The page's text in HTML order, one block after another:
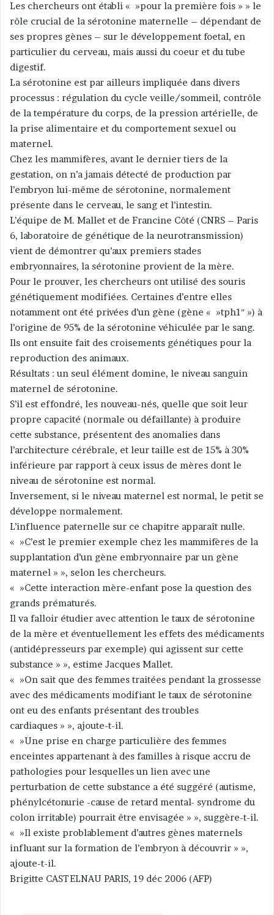
Les chercheurs ont établi « »pour la première fois » » le
rôle crucial de la sérotonine maternelle – dépendant de
ses propres gènes – sur le développement foetal, en
particulier du cerveau, mais aussi du coeur et du tube
digestif.
La sérotonine est par ailleurs impliquée dans divers
processus : régulation du cycle veille/sommeil, contrôle
de la température du corps, de la pression artérielle, de
la prise alimentaire et du comportement sexuel ou
maternel.
Chez les mammifères, avant le dernier tiers de la
gestation, on n’a jamais détecté de production par
l’embryon lui-même de sérotonine, normalement
présente dans le cerveau, le sang et l’intestin.
L’équipe de M. Mallet et de Francine Côté (CNRS – Paris
6, laboratoire de génétique de la neurotransmission)
vient de démontrer qu’aux premiers stades
embryonnaires, la sérotonine provient de la mère.
Pour le prouver, les chercheurs ont utilisé des souris
génétiquement modifiées. Certaines d’entre elles
notamment ont été privées d’un gène (gène « »tph1″ ») à
l’origine de 95% de la sérotonine véhiculée par le sang.
Ils ont ensuite fait des croisements génétiques pour la
reproduction des animaux.
Résultats : un seul élément domine, le niveau sanguin
maternel de sérotonine.
S’il est effondré, les nouveau-nés, quelle que soit leur
propre capacité (normale ou défaillante) à produire
cette substance, présentent des anomalies dans
l’architecture cérébrale, et leur taille est de 15% à 30%
inférieure par rapport à ceux issus de mères dont le
niveau de sérotonine est normal.
Inversement, si le niveau maternel est normal, le petit se
développe normalement.
L’influence paternelle sur ce chapitre apparaît nulle.
« »C’est le premier exemple chez les mammifères de la
supplantation d’un gène embryonnaire par un gène
maternel » », selon les chercheurs.
« »Cette interaction mère-enfant pose la question des
grands prématurés.
Il va falloir étudier avec attention le taux de sérotonine
de la mère et éventuellement les effets des médicaments
(antidépresseurs par exemple) qui agissent sur cette
substance » », estime Jacques Mallet.
« »On sait que des femmes traitées pendant la grossesse
avec des médicaments modifiant le taux de sérotonine
ont eu des enfants présentant des troubles
cardiaques » », ajoute-t-il.
« »Une prise en charge particulière des femmes
enceintes appartenant à des familles à risque accru de
pathologies pour lesquelles un lien avec une
perturbation de cette substance a été suggéré (autisme,
phénylcétonurie -cause de retard mental- syndrome du
colon irritable) pourrait être envisagée » », suggère-t-il.
« »Il existe problablement d’autres gènes maternels
influant sur la formation de l’embryon à découvrir » »,
ajoute-t-il.
Brigitte CASTELNAU PARIS, 19 déc 2006 (AFP)